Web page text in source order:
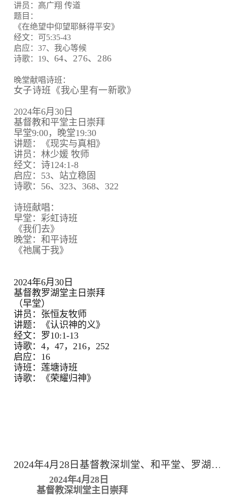
讲员：高广翔 传道
题目：
《在绝望中仰望耶稣得平安》
经文：可5:35-43
启应：37、我心等候
诗歌：19、 64、 276、 286
晚堂献唱诗班：
女子诗班《我心里有一新歌》
2024年6月30日
基督教和平堂主日崇拜
早堂9:00，晚堂19:30
讲题：《现实与真相》
讲员：林少媛 牧师
经文：诗124:1-8
启应：53、站立稳固
诗歌：56、323、368、322
诗班献唱：
早堂：彩虹诗班
《我们去》
晚堂：和平诗班
《祂属于我》
2024年6月30日
基督教罗湖堂主日崇拜
（早堂）
讲员：张恒友牧师
讲题：《认识神的义》
经文：罗10:1-13
诗歌：4，47，216，252
启应：16
诗班：莲塘诗班
诗歌：《荣耀归神》
2024年4月28日基督教深圳堂、和平堂、罗湖堂主日崇拜
2024年4月28日
基督教深圳堂主日崇拜